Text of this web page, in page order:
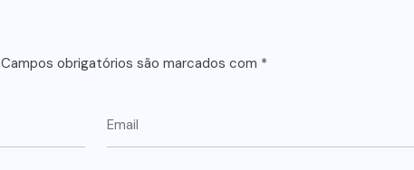
Campos obrigatórios são marcados com *